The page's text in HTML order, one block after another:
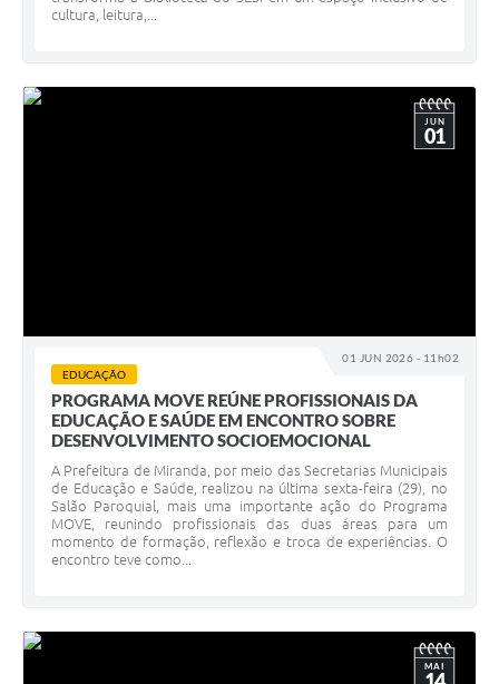
cultura, leitura,...
01 JUN 2026 - 11h02
JUN
01
EDUCAÇÃO
PROGRAMA MOVE REÚNE PROFISSIONAIS DA
EDUCAÇÃO E SAÚDE EM ENCONTRO SOBRE
DESENVOLVIMENTO SOCIOEMOCIONAL
A Prefeitura de Miranda, por meio das Secretarias Municipais
de Educação e Saúde, realizou na última sexta-feira (29), no
Salão Paroquial, mais uma importante ação do Programa
MOVE, reunindo profissionais das duas áreas para um
momento de formação, reflexão e troca de experiências. O
encontro teve como...
MAI